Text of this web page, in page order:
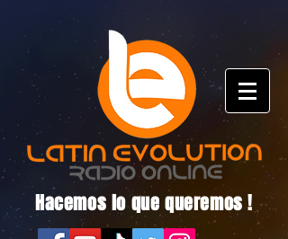
Hacemos lo que queremos !